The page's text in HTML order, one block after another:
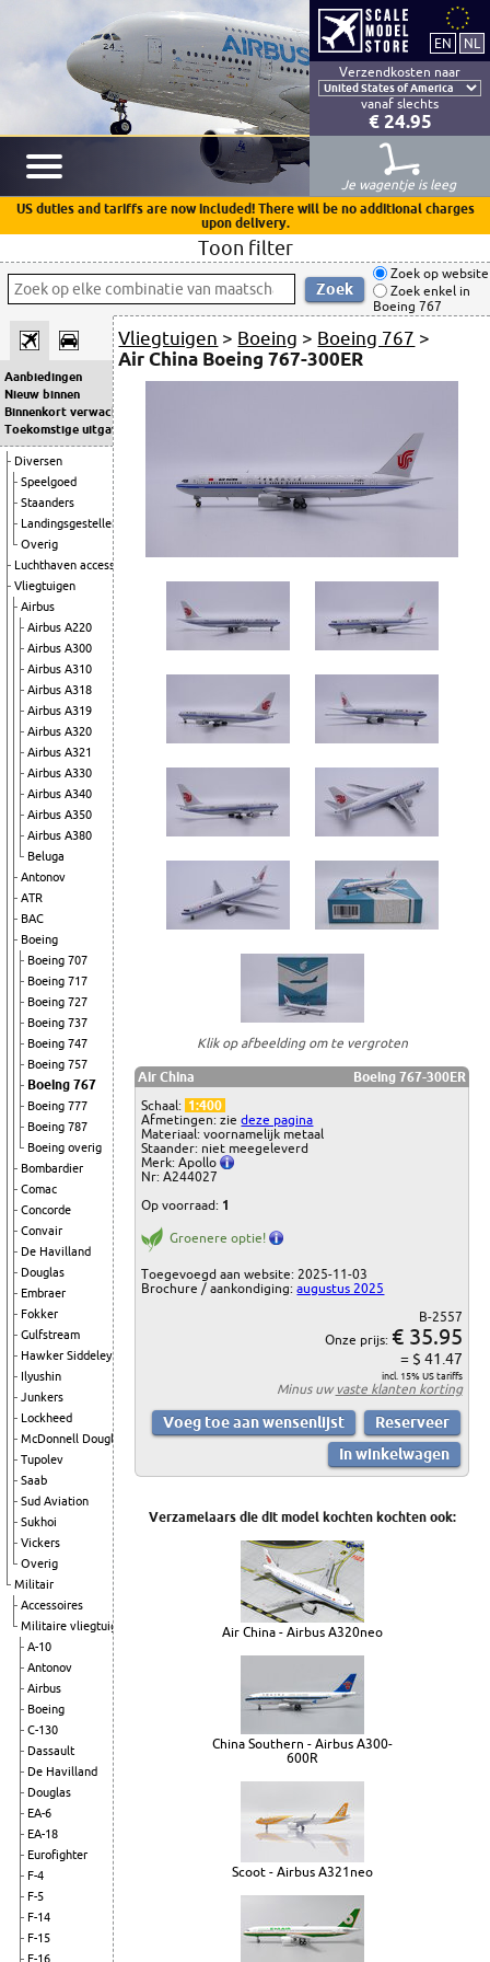
Verzendkosten naar
vanaf slechts
€ 24.95
Je wagentje is leeg
US duties and tariffs are now included! There will be no additional charges
upon delivery.
Toon filter
Zoek op website
Zoek enkel in
Boeing 767
Aanbiedingen
Nieuw binnen
Binnenkort verwacht
Toekomstige uitgaven
Diversen
Speelgoed
Staanders
Landingsgestellen
Overig
Luchthaven accessoires
Vliegtuigen
Airbus
Airbus A220
Airbus A300
Airbus A310
Airbus A318
Airbus A319
Airbus A320
Airbus A321
Airbus A330
Airbus A340
Airbus A350
Airbus A380
Beluga
Antonov
ATR
BAC
Boeing
Boeing 707
Boeing 717
Boeing 727
Boeing 737
Boeing 747
Boeing 757
Boeing 767
Boeing 777
Boeing 787
Boeing overig
Bombardier
Comac
Concorde
Convair
De Havilland
Douglas
Embraer
Fokker
Gulfstream
Hawker Siddeley
Ilyushin
Junkers
Lockheed
McDonnell Douglas
Tupolev
Saab
Sud Aviation
Sukhoi
Vickers
Overig
Militair
Accessoires
Militaire vliegtuigen
A-10
Antonov
Airbus
Boeing
C-130
Dassault
De Havilland
Douglas
EA-6
EA-18
Eurofighter
F-4
F-5
F-14
F-15
F-16
Vliegtuigen > Boeing > Boeing 767 >
Air China Boeing 767-300ER
Klik op afbeelding om te vergroten
Air China
Boeing 767-300ER
Schaal: 1:400
Afmetingen: ziedeze pagina
Materiaal: voornamelijk metaal
Staander: niet meegeleverd
Merk: Apollo
Nr: A244027
Op voorraad: 1
Groenere optie!
Toegevoegd aan website: 2025-11-03
Brochure / aankondiging:augustus 2025
B-2557
Onze prijs: € 35.95
= $ 41.47
incl. 15% US tariffs
Minus uwvaste klanten korting
Verzamelaars die dit model kochten kochten ook:
Air China - Airbus A320neo
China Southern - Airbus A300-
600R
Scoot - Airbus A321neo